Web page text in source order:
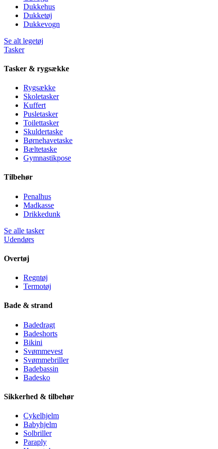
Dukkehus
Dukketøj
Dukkevogn
Se alt legetøj
Tasker
Tasker & rygsække
Rygsække
Skoletasker
Kuffert
Pusletasker
Toilettasker
Skuldertaske
Børnehavetaske
Bæltetaske
Gymnastikpose
Tilbehør
Penalhus
Madkasse
Drikkedunk
Se alle tasker
Udendørs
Overtøj
Regntøj
Termotøj
Bade & strand
Badedragt
Badeshorts
Bikini
Svømmevest
Svømmebriller
Badebassin
Badesko
Sikkerhed & tilbehør
Cykelhjelm
Babyhjelm
Solbriller
Paraply